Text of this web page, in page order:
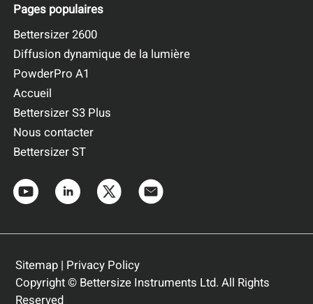
Pages populaires
Bettersizer 2600
Diffusion dynamique de la lumière
PowderPro A1
Accueil
Bettersizer S3 Plus
Nous contacter
Bettersizer ST
Sitemap| Privacy Policy
Copyright © Bettersize Instruments Ltd. All Rights
Reserved